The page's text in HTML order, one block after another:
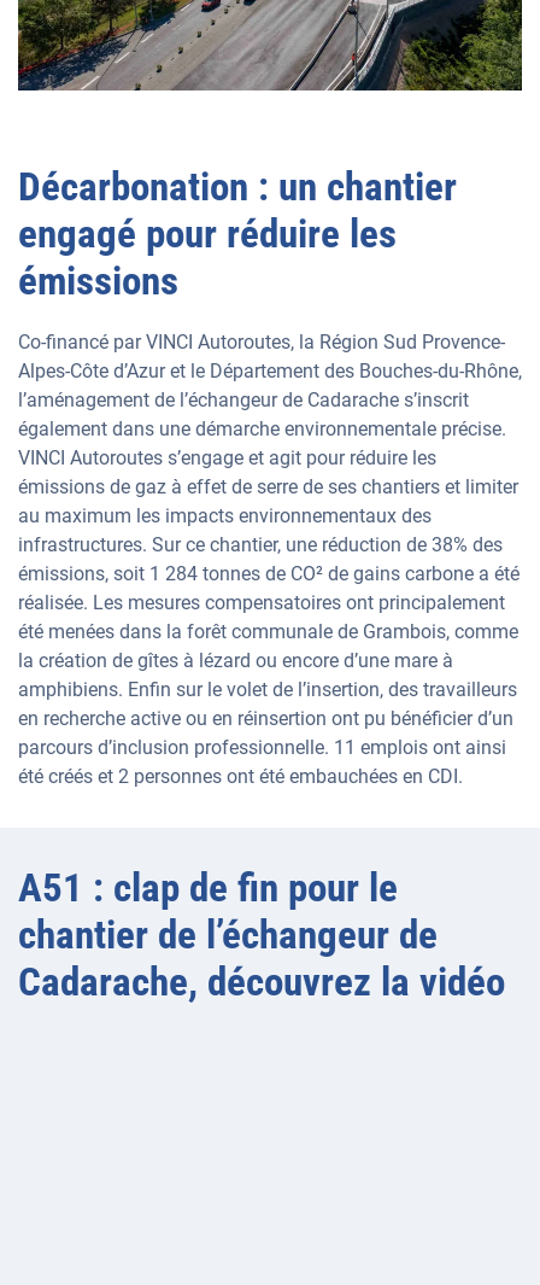
Décarbonation : un chantier
engagé pour réduire les
émissions
Co-financé par VINCI Autoroutes, la Région Sud Provence-
Alpes-Côte d’Azur et le Département des Bouches-du-Rhône,
l’aménagement de l’échangeur de Cadarache s’inscrit
également dans une démarche environnementale précise.
VINCI Autoroutes s’engage et agit pour réduire les
émissions de gaz à effet de serre de ses chantiers et limiter
au maximum les impacts environnementaux des
infrastructures. Sur ce chantier, une réduction de 38% des
émissions, soit 1 284 tonnes de CO² de gains carbone a été
réalisée. Les mesures compensatoires ont principalement
été menées dans la forêt communale de Grambois, comme
la création de gîtes à lézard ou encore d’une mare à
amphibiens. Enfin sur le volet de l’insertion, des travailleurs
en recherche active ou en réinsertion ont pu bénéficier d’un
parcours d’inclusion professionnelle. 11 emplois ont ainsi
été créés et 2 personnes ont été embauchées en CDI.
A51 : clap de fin pour le
chantier de l’échangeur de
Cadarache, découvrez la vidéo